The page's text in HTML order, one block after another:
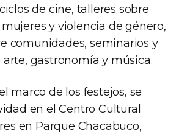
de cine, talleres sobre
y violencia de género,
comunidades, seminarios y
gastronomía y música.
marco de los festejos, se
en el Centro Cultural
en Parque Chacabuco,